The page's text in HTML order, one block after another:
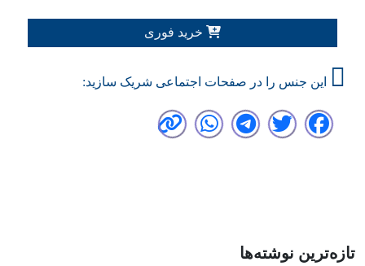
خرید فوری
این جنس را در صفحات اجتماعی شریک سازید:
تازه‌ترین نوشته‌ها